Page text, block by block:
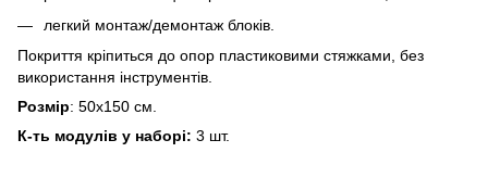
легкий монтаж/демонтаж блоків.
Покриття кріпиться до опор пластиковими стяжками, без
використання інструментів.
Розмір: 50х150 см.
К-ть модулів у наборі: 3 шт.